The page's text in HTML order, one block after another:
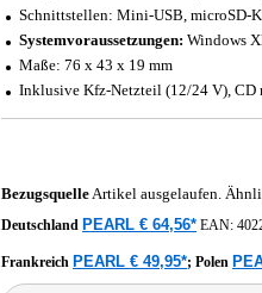
Schnittstellen: Mini-USB, microSD-
Systemvoraussetzungen: Windows
Maße: 76 x 43 x 19 mm
Inklusive Kfz-Netzteil (12/24 V), CD
BezugsquelleArtikel ausgelaufen.
Deutschland PEARL € 64,56* EAN:
Frankreich PEARL € 49,95*; Polen